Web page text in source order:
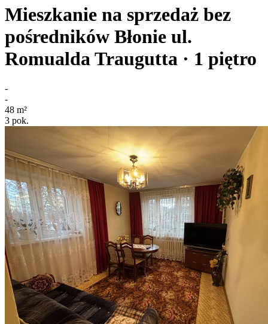
Mieszkanie na sprzedaż bez
pośredników Błonie ul.
Romualda Traugutta · 1 piętro
-
-
48 m²
3 pok.